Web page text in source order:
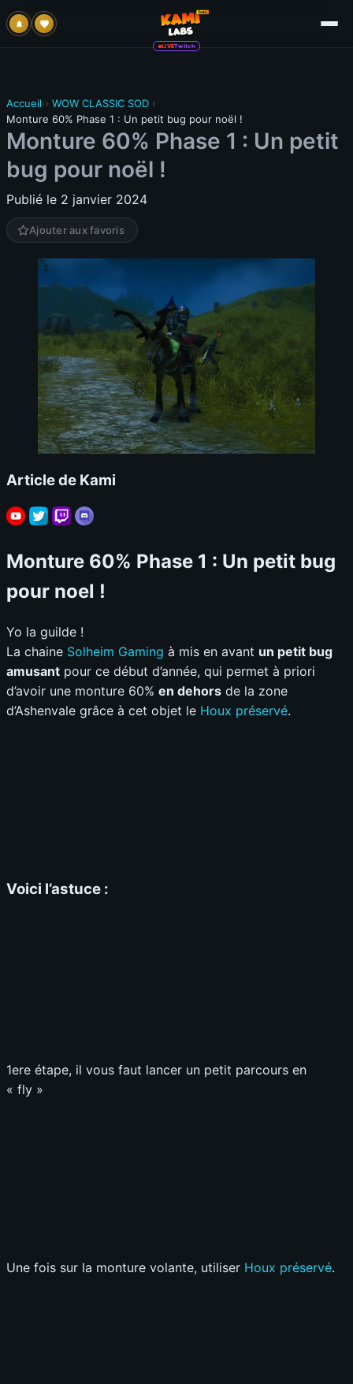
LIVETwitch
Accueil › WOW CLASSIC SOD ›
Monture 60% Phase 1 : Un petit bug pour noël !
Monture 60% Phase 1 : Un petit
bug pour noël !
Publié le 2 janvier 2024
Ajouter aux favoris
Article de Kami
Monture 60% Phase 1 : Un petit bug
pour noel !
Yo la guilde !
La chaine Solheim Gaming à mis en avant un petit bug
amusant pour ce début d’année, qui permet à priori
d’avoir une monture 60% en dehors de la zone
d’Ashenvale grâce à cet objet le Houx préservé.
Voici l’astuce :
1ere étape, il vous faut lancer un petit parcours en
« fly »
Une fois sur la monture volante, utiliser Houx préservé.